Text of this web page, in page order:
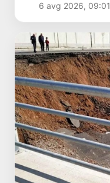
6 avg 2026, 09:01